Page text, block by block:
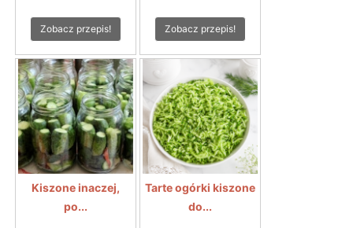
Zobacz przepis! Zobacz przepis!
Kiszone inaczej,
po...
Tarte ogórki kiszone
do...